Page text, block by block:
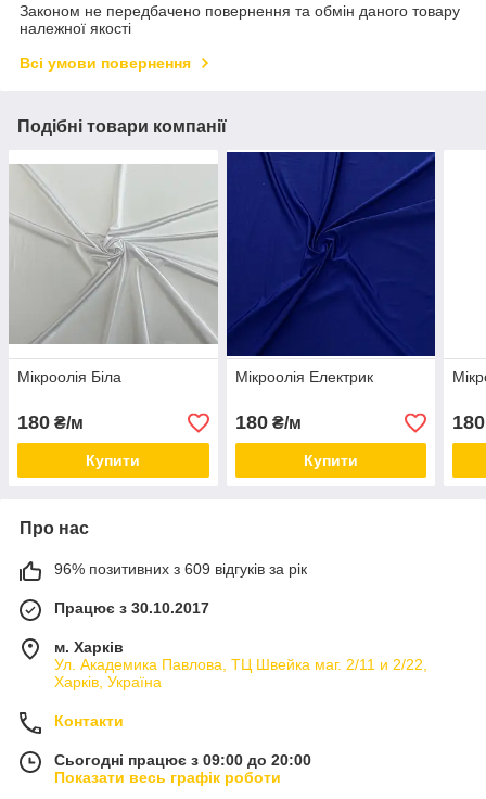
Законом не передбачено повернення та обмін даного товару
належної якості
Всі умови повернення
Подібні товари компанії
Мікроолія Біла
180 ₴/м
Купити
Мікроолія Електрик
180₴/м
Купити
180
Про нас
96% позитивних з 609 відгуків за рік
Працює з 30.10.2017
м. Харків
Ул. Академика Павлова, ТЦ Швейка маг. 2/11 и 2/22,
Харків, Україна
Контакти
Сьогодні працює з 09:00 до 20:00
Показати весь графік роботи